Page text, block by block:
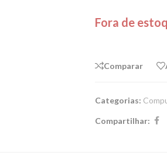
Fora de
Comparar
Categorias:
Compartilhar: